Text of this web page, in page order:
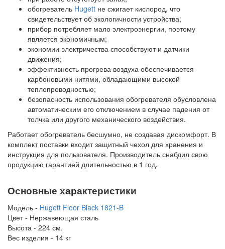
обогреватель Hugett не сжигает кислород, что
свидетельствует об экологичности устройства;
прибор потребляет мало электроэнергии, поэтому
является экономичным;
экономии электричества способствуют и датчики
движения;
эффективность прогрева воздуха обеспечивается
карбоновыми нитями, обладающими высокой
теплопроводностью;
безопасность использования обогревателя обусловлена
автоматическим его отключением в случае падения от
толчка или другого механического воздействия.
Работает обогреватель бесшумно, не создавая дискомфорт. В
комплект поставки входит защитный чехол для хранения и
инструкция для пользователя. Производитель снабдил свою
продукцию гарантией длительностью в 1 год.
Основные характеристики
Модель - Hugett Floor Black 1821-B
Цвет - Нержавеющая сталь
Высота - 224 см.
Вес изделия - 14 кг